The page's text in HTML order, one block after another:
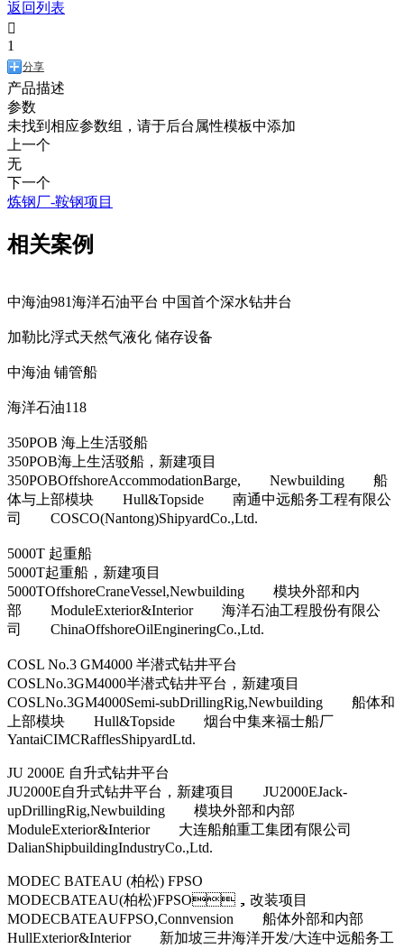
返回列表

1
分享
产品描述
参数
未找到相应参数组，请于后台属性模板中添加
上一个
无
下一个
炼钢厂-鞍钢项目
相关案例
中海油981海洋石油平台 中国首个深水钻井台
加勒比浮式天然气液化 储存设备
中海油 铺管船
海洋石油118
350POB 海上生活驳船
350POB海上生活驳船，新建项目
350POBOffshoreAccommodationBarge, Newbuilding 船
体与上部模块 Hull&Topside 南通中远船务工程有限公
司 COSCO(Nantong)ShipyardCo.,Ltd.
5000T 起重船
5000T起重船，新建项目
5000TOffshoreCraneVessel,Newbuilding 模块外部和内
部 ModuleExterior&Interior 海洋石油工程股份有限公
司 ChinaOffshoreOilEngineringCo.,Ltd.
COSL No.3 GM4000 半潜式钻井平台
COSLNo.3GM4000半潜式钻井平台，新建项目
COSLNo.3GM4000Semi-subDrillingRig,Newbuilding 船体和
上部模块 Hull&Topside 烟台中集来福士船厂
YantaiCIMCRafflesShipyardLtd.
JU 2000E 自升式钻井平台
JU2000E自升式钻井平台，新建项目 JU2000EJack-
upDrillingRig,Newbuilding 模块外部和内部
ModuleExterior&Interior 大连船舶重工集团有限公司
DalianShipbuildingIndustryCo.,Ltd.
MODEC BATEAU (柏松) FPSO
MODECBATEAU(柏松)FPSO，改装项目
MODECBATEAUFPSO,Connvension 船体外部和内部
HullExterior&Interior 新加坡三井海洋开发/大连中远船务工